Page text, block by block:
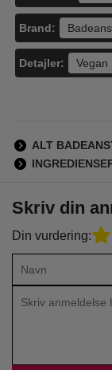
Brand:
Detajler: Vegan
ALT
Skriv din
Din vurdering: